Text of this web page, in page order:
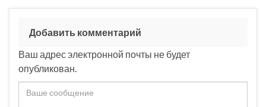
Добавить комментарий
Ваш адрес электронной почты не будет
опубликован.